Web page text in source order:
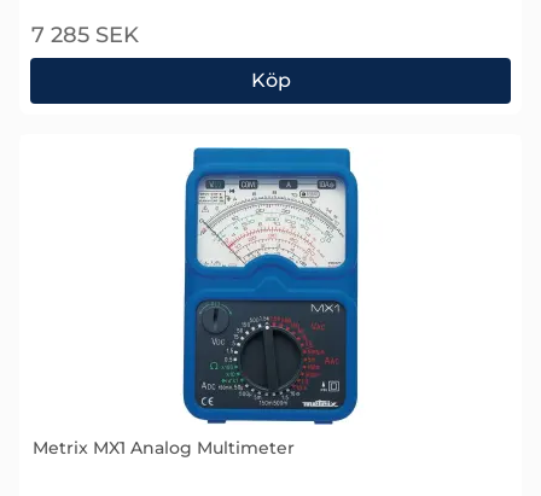
7 285 SEK
Köp
Metrix MTX1032-B Differentialprob
Metrix MX1 Analog Multimeter